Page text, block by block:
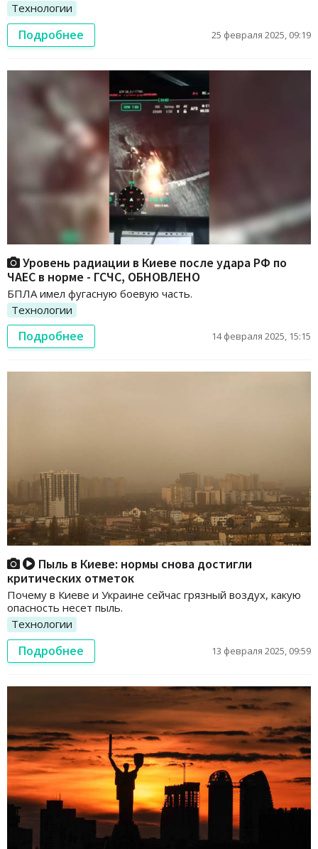
Технологии
Подробнее 25 февраля 2025, 09:19
Уровень радиации в Киеве после удара РФ по
ЧАЕС в норме - ГСЧС, ОБНОВЛЕНО
БПЛА имел фугасную боевую часть.
Технологии
Подробнее 14 февраля 2025, 15:15
Пыль в Киеве: нормы снова достигли
критических отметок
Почему в Киеве и Украине сейчас грязный воздух, какую
опасность несет пыль.
Технологии
Подробнее 13 февраля 2025, 09:59